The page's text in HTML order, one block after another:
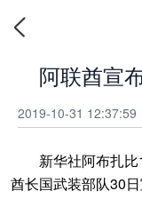
阿联酋宣
2019-10-31 12:37:59
新华社阿布扎比
酋长国武装部队30